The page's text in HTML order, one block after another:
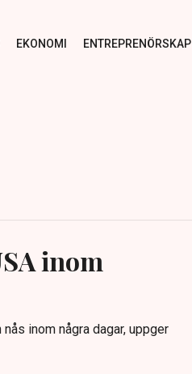
EKONOMI ENTREPRENÖRSKAP
inom
inom några dagar, uppger